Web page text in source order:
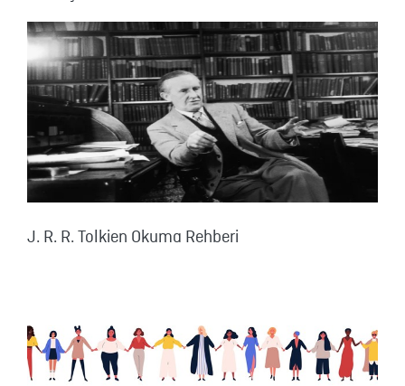
J. R. R. Tolkien Okuma Rehberi